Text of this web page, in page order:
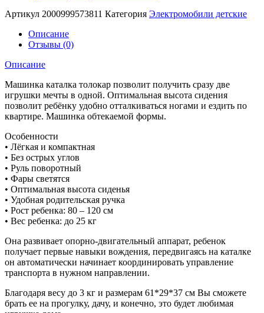
Артикул 2000999573811 Категория Электромобили детские
Описание
Отзывы (0)
Описание
Машинка каталка толокар позволит получить сразу две
игрушки мечты в одной. Оптимальная высота сидения
позволит ребёнку удобно отталкиваться ногами и ездить по
квартире. Машинка обтекаемой формы.
Особенности
• Лёгкая и компактная
• Без острых углов
• Руль поворотный
• Фары светятся
• Оптимальная высота сиденья
• Удобная родительская ручка
• Рост ребенка: 80 – 120 см
• Вес ребенка: до 25 кг
Она развивает опорно-двигательный аппарат, ребенок
получает первые навыки вождения, передвигаясь на каталке
он автоматически начинает координировать управление
транспорта в нужном направлении.
Благодаря весу до 3 кг и размерам 61*29*37 см Вы сможете
брать ее на прогулку, дачу, и конечно, это будет любимая